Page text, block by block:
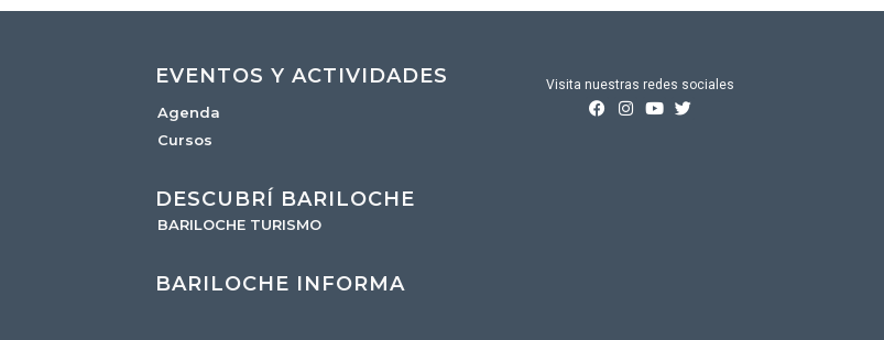
EVENTOS Y ACTIVIDADES
Agenda
Cursos
DESCUBRÍ BARILOCHE
BARILOCHE TURISMO
BARILOCHE INFORMA
Visita nuestras redes sociales